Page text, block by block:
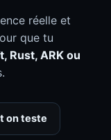
réelle et
que tu
Rust, ARK ou
on teste